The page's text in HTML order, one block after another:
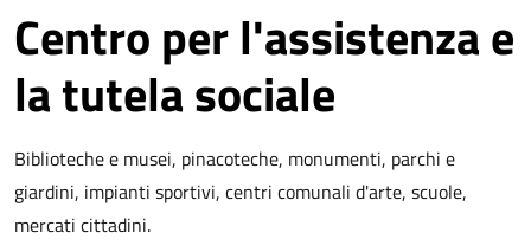
Centro per l'assistenza e
la tutela sociale
Biblioteche e musei, pinacoteche, monumenti, parchi e
giardini, impianti sportivi, centri comunali d'arte, scuole,
mercati cittadini.